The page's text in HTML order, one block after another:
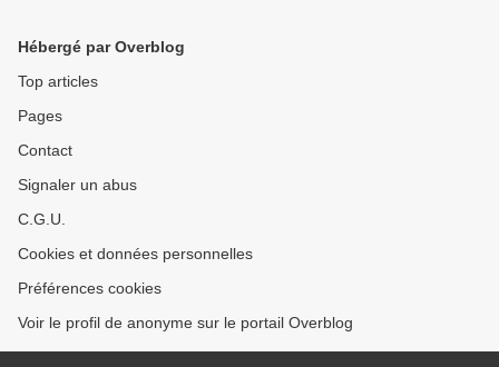
Hébergé par Overblog
Top articles
Pages
Contact
Signaler un abus
C.G.U.
Cookies et données personnelles
Préférences cookies
Voir le profil de anonyme sur le portail Overblog